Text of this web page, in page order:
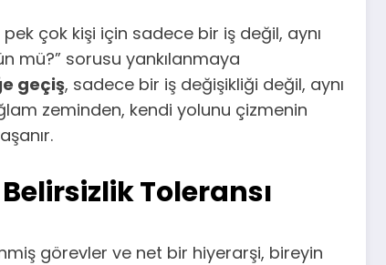
çok kişi için sadece bir iş değil, aynı
mü?” sorusu yankılanmaya
geçiş, sadece bir iş değişikliği değil, aynı
zeminden, kendi yolunu çizmenin
Toleransı
görevler ve net bir hiyerarşi, bireyin